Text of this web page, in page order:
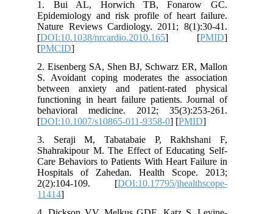
1. Bui AL, Horwich TB,
Epidemiology and risk profile of
Nature Reviews Cardiology. 2011;
[DOI:10.1038/nrcardio.2010.165
2. Eisenberg SA, Shen BJ, Schwarz
S. Avoidant coping moderates the
between anxiety and patient-rated
functioning in heart failure patients.
behavioral medicine. 2012;
[DOI:10.1007/s10865-011-9358-0
3. Seraji M, Tabatabaie P,
Shahrakipour M. The Effect of
Care Behaviors to Patients With Heart
Hospitals of Zahedan. Health
2(2):104-109. [DOI:10.17795/